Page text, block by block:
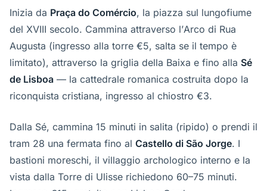
Inizia da Praça do Comércio, la piazza sul lungofiume
del XVIII secolo. Cammina attraverso l’Arco di Rua
Augusta (ingresso alla torre €5, salta se il tempo è
limitato), attraverso la griglia della Baixa e fino alla Sé
de Lisboa — la cattedrale romanica costruita dopo la
riconquista cristiana, ingresso al chiostro €3.
Dalla Sé, cammina 15 minuti in salita (ripido) o prendi il
tram 28 una fermata fino al Castello di São Jorge. I
bastioni moreschi, il villaggio archologico interno e la
vista dalla Torre di Ulisse richiedono 60–75 minuti.